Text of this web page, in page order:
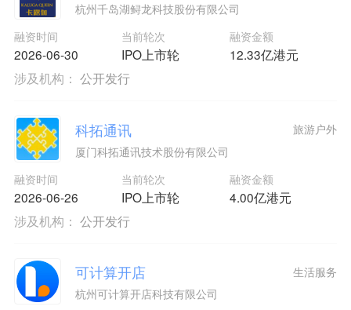
杭州千岛湖鲟龙科技股份有限公司
融资时间
2026-06-30
当前轮次
IPO上市轮
融资金额
12.33亿港元
涉及机构： 公开发行
科拓通讯
厦门科拓通讯技术股份有限公司
融资时间
2026-06-26
当前轮次
IPO上市轮
融资金额
4.00亿港元
旅游户外
涉及机构： 公开发行
可计算开店
杭州可计算开店科技有限公司
生活服务